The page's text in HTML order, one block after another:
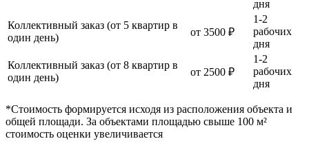
дня
Коллективный заказ (от 5 квартир в
один день)
от 3500 ₽
1-2
рабочих
дня
Коллективный заказ (от 8 квартир в
один день)
от 2500 ₽
1-2
рабочих
дня
*Стоимость формируется исходя из расположения объекта и
общей площади. За объектами площадью свыше 100 м²
стоимость оценки увеличивается